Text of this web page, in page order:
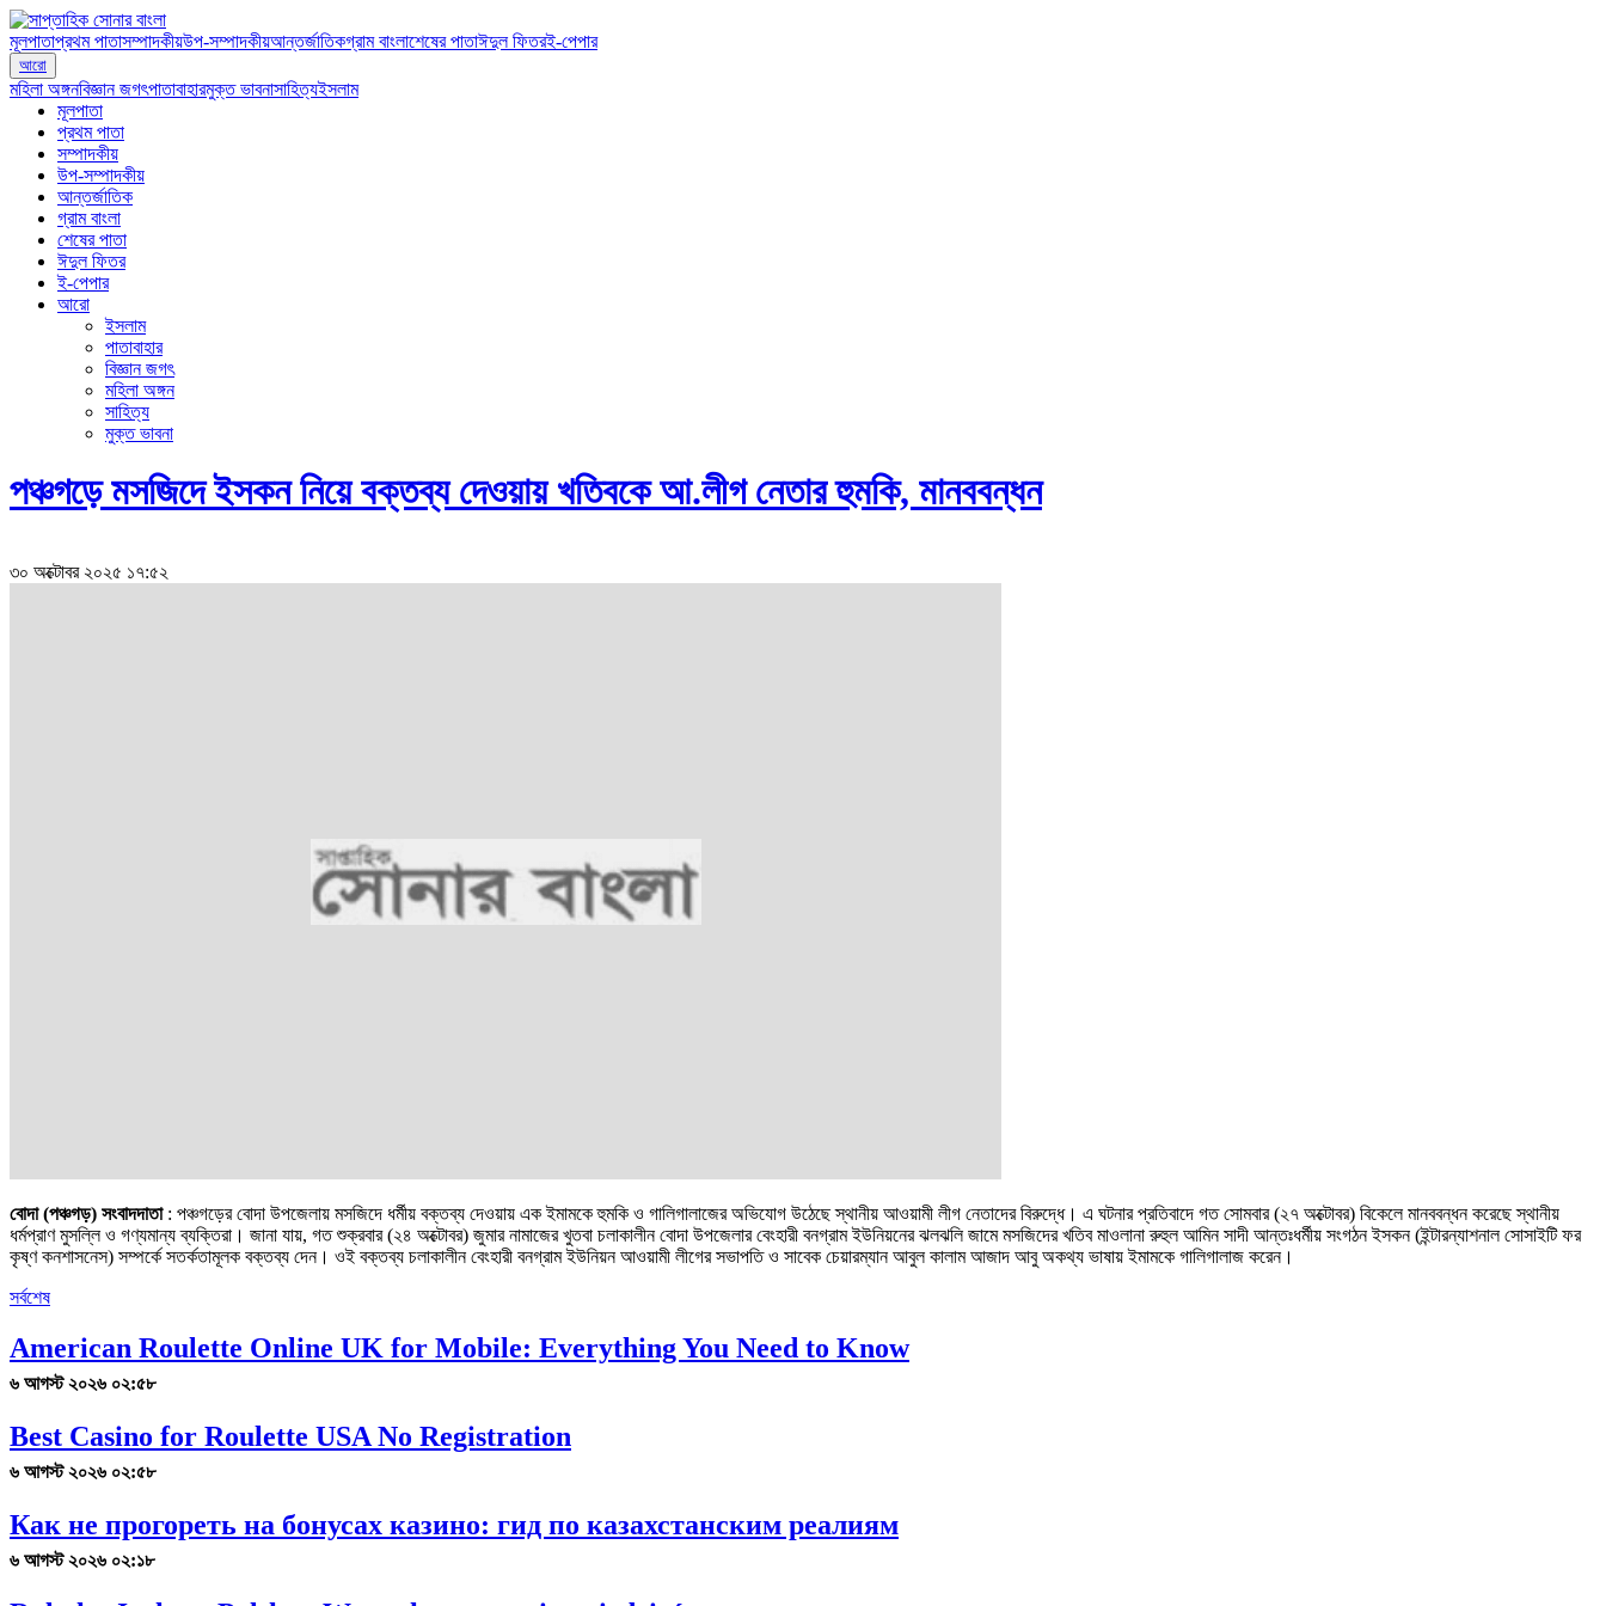
মূলপাতাপ্রথম পাতাসম্পাদকীয়উপ-সম্পাদকীয়আন্তর্জাতিকগ্রাম বাংলাশেষের পাতাঈদুল ফিতরই-পেপার
আরো
মহিলা অঙ্গনবিজ্ঞান জগৎপাতাবাহারমুক্ত ভাবনাসাহিত্যইসলাম
মূলপাতা
প্রথম পাতা
সম্পাদকীয়
উপ-সম্পাদকীয়
আন্তর্জাতিক
গ্রাম বাংলা
শেষের পাতা
ঈদুল ফিতর
ই-পেপার
আরো
ইসলাম
পাতাবাহার
বিজ্ঞান জগৎ
মহিলা অঙ্গন
সাহিত্য
মুক্ত ভাবনা
পঞ্চগড়ে মসজিদে ইসকন নিয়ে বক্তব্য দেওয়ায় খতিবকে আ.লীগ নেতার হুমকি, মানববন্ধন
৩০ অক্টোবর ২০২৫ ১৭:৫২
বোদা (পঞ্চগড়) সংবাদদাতা: পঞ্চগড়ের বোদা উপজেলায় মসজিদে ধর্মীয় বক্তব্য দেওয়ায় এক ইমামকে হুমকি ও গালিগালাজের অভিযোগ উঠেছে স্থানীয় আওয়ামী লীগ নেতাদের বিরুদ্ধে। এ ঘটনার প্রতিবাদে গত সোমবার (২৭ অক্টোবর) বিকেলে মানববন্ধন করেছে স্থানীয়
ধর্মপ্রাণ মুসল্লি ও গণ্যমান্য ব্যক্তিরা। জানা যায়, গত শুক্রবার (২৪ অক্টোবর) জুমার নামাজের খুতবা চলাকালীন বোদা উপজেলার বেংহারী বনগ্রাম ইউনিয়নের ঝলঝলি জামে মসজিদের খতিব মাওলানা রুহুল আমিন সাদী আন্তঃধর্মীয় সংগঠন ইসকন (ইন্টারন্যাশনাল সোসাইটি ফর
কৃষ্ণ কনশাসনেস) সম্পর্কে সতর্কতামূলক বক্তব্য দেন। ওই বক্তব্য চলাকালীন বেংহারী বনগ্রাম ইউনিয়ন আওয়ামী লীগের সভাপতি ও সাবেক চেয়ারম্যান আবুল কালাম আজাদ আবু অকথ্য ভাষায় ইমামকে গালিগালাজ করেন।
সর্বশেষ
American Roulette Online UK for Mobile: Everything You Need to Know
৬ আগস্ট ২০২৬ ০২:৫৮
Best Casino for Roulette USA No Registration
৬ আগস্ট ২০২৬ ০২:৫৮
Как не прогореть на бонусах казино: гид по казахстанским реалиям
৬ আগস্ট ২০২৬ ০২:১৮